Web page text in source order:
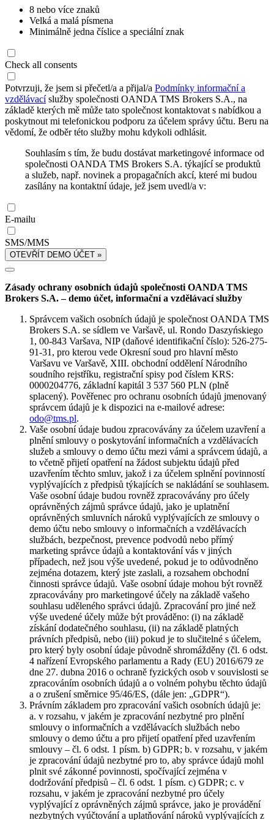
8 nebo více znaků
Velká a malá písmena
Minimálně jedna číslice a speciální znak
Check all consents
Potvrzuji, že jsem si přečetl/a a přijal/a Podmínky informační a
vzdělávacíslužby společnosti OANDA TMS Brokers S.A., na
základě kterých mě může tato společnost kontaktovat s nabídkou a
poskytnout mi telefonickou podporu za účelem správy účtu. Beru na
vědomí, že odběr této služby mohu kdykoli odhlásit.
Souhlasím s tím, že budu dostávat marketingové informace od
společnosti OANDA TMS Brokers S.A. týkající se produktů
a služeb, např. novinek a propagačních akcí, které mi budou
zasílány na kontaktní údaje, jež jsem uvedl/a v:
E-mailu
SMS/MMS
OTEVŘÍT DEMO ÚČET »
Zásady ochrany osobních údajů společnosti OANDA TMS
Brokers S.A. – demo účet, informační a vzdělávací služby
Správcem vašich osobních údajů je společnost OANDA TMS
Brokers S.A. se sídlem ve Varšavě, ul. Rondo Daszyńskiego
1, 00-843 Varšava, NIP (daňové identifikační číslo): 526-275-
91-31, pro kterou vede Okresní soud pro hlavní město
Varšavu ve Varšavě, XIII. obchodní oddělení Národního
soudního rejstříku, registrační spisy pod číslem KRS:
0000204776, základní kapitál 3 537 560 PLN (plně
splacený). Pověřenec pro ochranu osobních údajů jmenovaný
správcem údajů je k dispozici na e-mailové adrese:
odo@tms.pl.
Vaše osobní údaje budou zpracovávány za účelem uzavření a
plnění smlouvy o poskytování informačních a vzdělávacích
služeb a smlouvy o demo účtu mezi vámi a správcem údajů, a
to včetně přijetí opatření na žádost subjektu údajů před
uzavřením těchto smluv, jakož i za účelem splnění povinností
vyplývajících z předpisů týkajících se nakládání se souhlasem.
Vaše osobní údaje budou rovněž zpracovávány pro účely
oprávněných zájmů správce údajů, jako je uplatnění
oprávněných smluvních nároků vyplývajících ze smlouvy o
demo účtu nebo smlouvy o informačních a vzdělávacích
službách, bezpečnost, prevence podvodů nebo přímý
marketing správce údajů a kontaktování vás v jiných
případech, než jsou výše uvedené, pokud je to odůvodněno
zejména dotazem, který jste zaslali, a rozsahem obchodní
činnosti správce údajů. Vaše osobní údaje mohou být rovněž
zpracovávány pro marketingové účely na základě vašeho
souhlasu uděleného správci údajů. Zpracování pro jiné než
výše uvedené účely může být prováděno: (i) na základě
získání dodatečného souhlasu, (ii) na základě platných
právních předpisů, nebo (iii) pokud je to slučitelné s účelem,
pro který byly osobní údaje původně shromážděny (čl. 6 odst.
4 nařízení Evropského parlamentu a Rady (EU) 2016/679 ze
dne 27. dubna 2016 o ochraně fyzických osob v souvislosti se
zpracováním osobních údajů a o volném pohybu těchto údajů
a o zrušení směrnice 95/46/ES, (dále jen: „GDPR“).
Právním základem pro zpracování vašich osobních údajů je:
a. v rozsahu, v jakém je zpracování nezbytné pro plnění
smlouvy o informačních a vzdělávacích službách nebo
smlouvy o demo účtu a pro přijetí opatření před uzavřením
smlouvy – čl. 6 odst. 1 písm. b) GDPR; b. v rozsahu, v jakém
je zpracování údajů nezbytné pro to, aby správce údajů mohl
plnit své zákonné povinnosti, spočívající zejména v
dodržování předpisů – čl. 6 odst. 1 písm. c) GDPR; c. v
rozsahu, v jakém je zpracování nezbytné pro účely
vyplývající z oprávněných zájmů správce, jako je provádění
nezbytných vyúčtování a uplatňování nároků vyplývajících z